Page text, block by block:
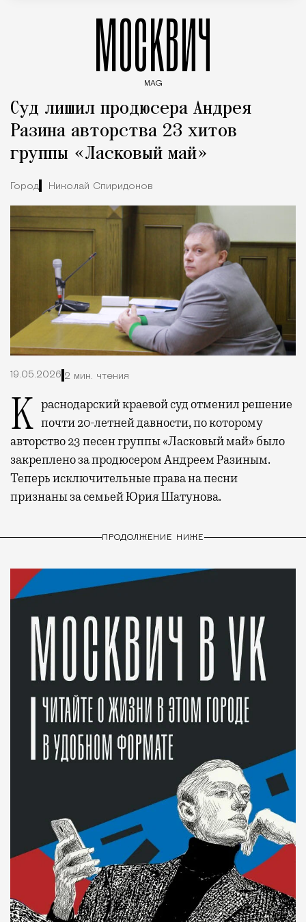
МОСКВИЧ
MAG
Суд лишил продюсера Андрея
Разина авторства 23 хитов
группы «Ласковый май»
Город Николай Спиридонов
19.05.2026 2 мин. чтения
Краснодарский краевой суд отменил решение почти 20-летней давности, по которому
авторство 23 песен группы «Ласковый май» было
закреплено за продюсером Андреем Разиным.
Теперь исключительные права на песни
признаны за семьей Юрия Шатунова.
ПРОДОЛЖЕНИЕ НИЖЕ